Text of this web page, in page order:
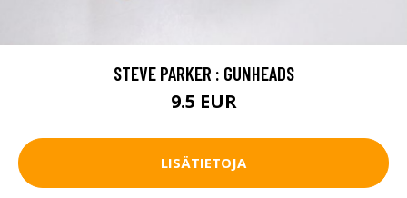
STEVE PARKER : GUNHEADS
9.5 EUR
LISÄTIETOJA